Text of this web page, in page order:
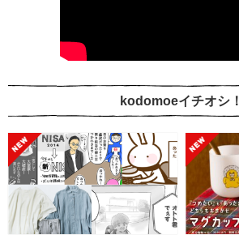
kodomoeイチオシ！